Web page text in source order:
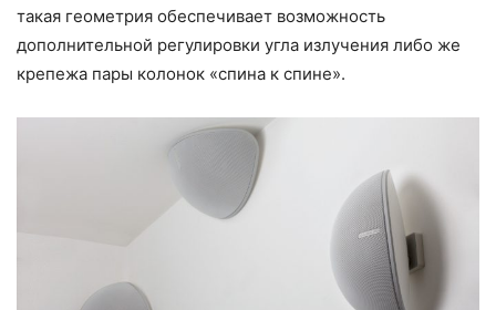
такая геометрия обеспечивает возможность
дополнительной регулировки угла излучения либо же
крепежа пары колонок «спина к спине».